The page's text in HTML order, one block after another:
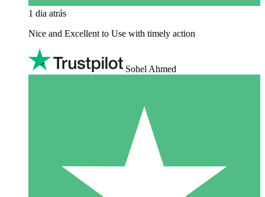
1 dia atrás
Nice and Excellent to Use with timely action
Sohel Ahmed